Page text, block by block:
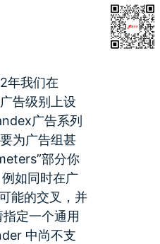
年我们在
告级别上设
广告系列
为广告组甚
部分你
如同时在广
能的交叉，并
定一个通用
中尚不支